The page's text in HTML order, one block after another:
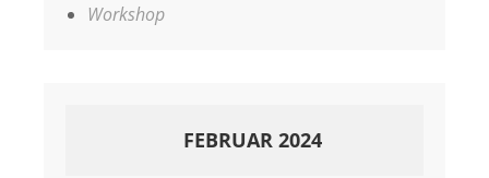
Workshop
FEBRUAR 2024